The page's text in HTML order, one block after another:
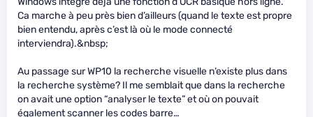
Ca marche à peu près bien d’ailleurs (quand le texte est propre
bien entendu, après c’est là où le mode connecté
interviendra).&nbsp;
Au passage sur WP10 la recherche visuelle n’existe plus dans
la recherche système? Il me semblait que dans la recherche
on avait une option “analyser le texte” et où on pouvait
également scanner les codes barre…